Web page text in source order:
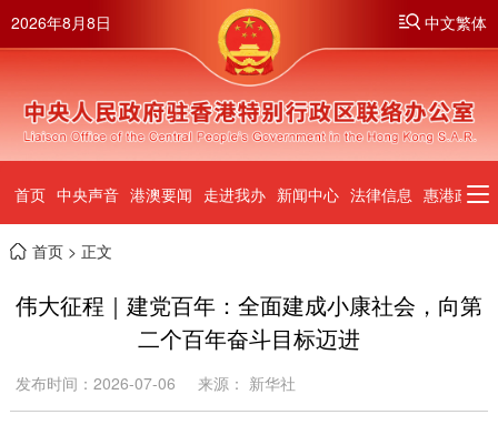
2026年8月8日 中文繁体
首页 中央声音 港澳要闻 走进我办 新闻中心 法律信息 惠港政策
首页> 正文
伟大征程｜建党百年：全面建成小康社会，向第
二个百年奋斗目标迈进
发布时间：2026-07-06 来源： 新华社